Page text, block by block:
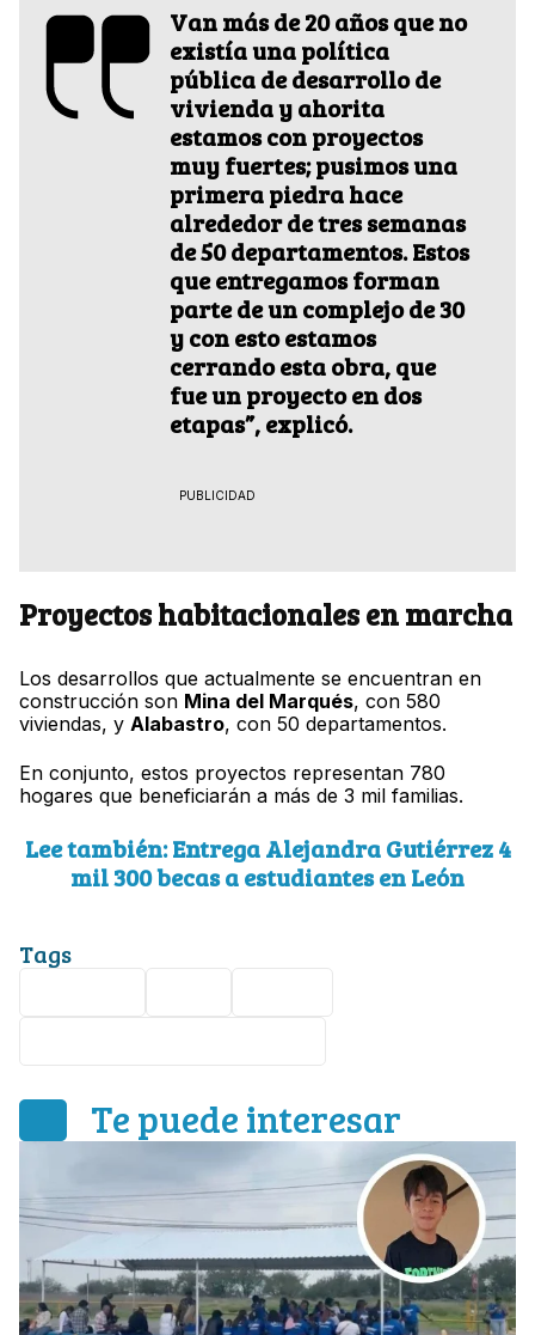
Van más de 20 años que no
existía una política
pública de desarrollo de
vivienda y ahorita
estamos con proyectos
muy fuertes; pusimos una
primera piedra hace
alrededor de tres semanas
de 50 departamentos. Estos
que entregamos forman
parte de un complejo de 30
y con esto estamos
cerrando esta obra, que
fue un proyecto en dos
etapas”, explicó.
PUBLICIDAD
Proyectos habitacionales en marcha
Los desarrollos que actualmente se encuentran en
construcción son Mina del Marqués, con 580
viviendas, y Alabastro, con 50 departamentos.
En conjunto, estos proyectos representan 780
hogares que beneficiarán a más de 3 mil familias.
Lee también: Entrega Alejandra Gutiérrez 4
mil 300 becas a estudiantes en León
Tags
Te puede interesar